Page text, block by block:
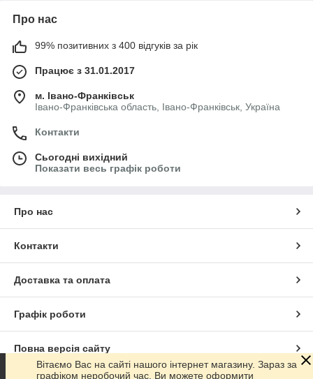
Про нас
99% позитивних з 400 відгуків за рік
Працює з 31.01.2017
м. Івано-Франківськ
Івано-Франківська область, Івано-Франківськ, Україна
Контакти
Сьогодні вихідний
Показати весь графік роботи
Про нас
Контакти
Доставка та оплата
Графік роботи
Повна версія сайту
Вітаємо Вас на сайті нашого інтернет магазину. Зараз за
графіком неробочий час. Ви можете оформити